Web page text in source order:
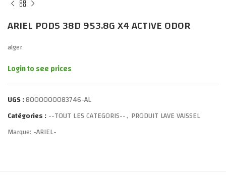
ARIEL PODS 38D 953.8G X4 ACTIVE ODOR
alger
Login to see prices
UGS :8000000083746-AL
Catégories :--TOUT LES CATEGORIS--, PRODUIT LAVE VAISSEL
Marque: -ARIEL-